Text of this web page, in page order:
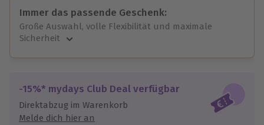
Immer das passende Geschenk:
Große Auswahl, volle Flexibilität und maximale
Sicherheit
Jeder Gutschein für alle Erlebnisse einlösbar.
Maximale Sicherheit
10 Jahre gültig & verlängerbar.
-15%* mydays Club Deal verfügbar
Direktabzug im Warenkorb
Melde dich hier an